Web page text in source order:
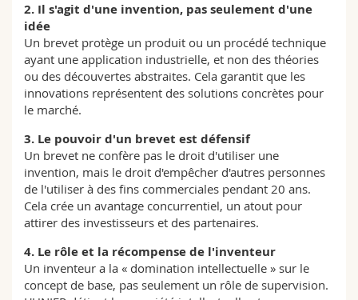
2. Il s'agit d'une invention, pas seulement d'une
idée
Un brevet protège un produit ou un procédé technique
ayant une application industrielle, et non des théories
ou des découvertes abstraites. Cela garantit que les
innovations représentent des solutions concrètes pour
le marché.
3. Le pouvoir d'un brevet est défensif
Un brevet ne confère pas le droit d'utiliser une
invention, mais le droit d'empêcher d'autres personnes
de l'utiliser à des fins commerciales pendant 20 ans.
Cela crée un avantage concurrentiel, un atout pour
attirer des investisseurs et des partenaires.
4. Le rôle et la récompense de l'inventeur
Un inventeur a la « domination intellectuelle » sur le
concept de base, pas seulement un rôle de supervision.